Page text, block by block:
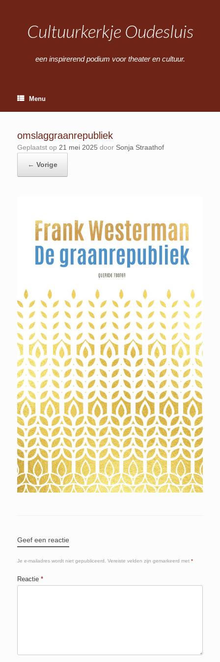
Cultuurkerkje Oudesluis
een inspirerend podium voor theater en cultuur.
Menu
omslaggraanrepubliek
Geplaatst op 21 mei 2025 door Sonja Straathof
← Vorige
Geef een reactie
Je e-mailadres wordt niet gepubliceerd. Vereiste velden zijn gemarkeerd met *
Reactie *